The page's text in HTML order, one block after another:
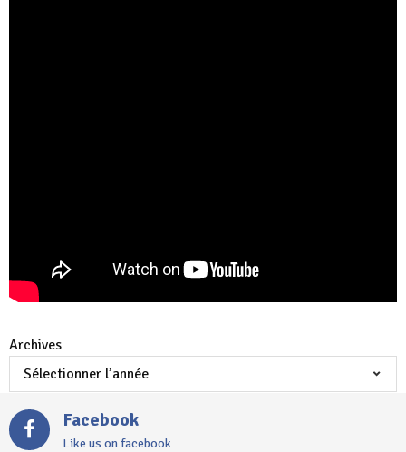
Archives
Facebook
Like us on facebook